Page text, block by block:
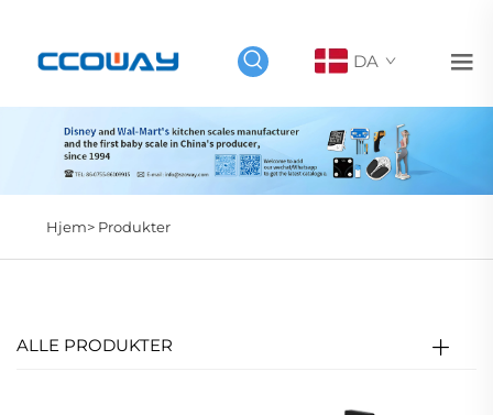
DA
Hjem> Produkter
ALLE PRODUKTER